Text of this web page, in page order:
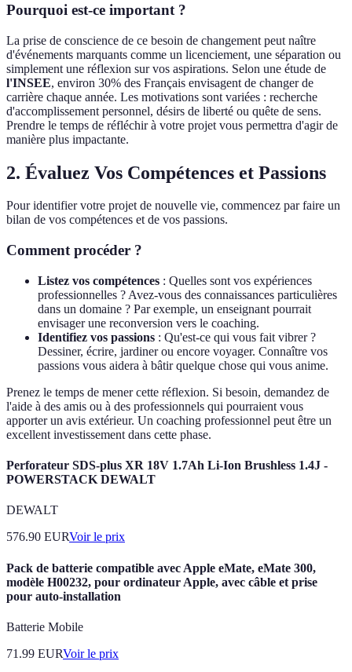
Pourquoi est-ce important ?
La prise de conscience de ce besoin de changement peut naître
d'événements marquants comme un licenciement, une séparation ou
simplement une réflexion sur vos aspirations. Selon une étude de
l'INSEE, environ 30% des Français envisagent de changer de
carrière chaque année. Les motivations sont variées : recherche
d'accomplissement personnel, désirs de liberté ou quête de sens.
Prendre le temps de réfléchir à votre projet vous permettra d'agir de
manière plus impactante.
2. Évaluez Vos Compétences et Passions
Pour identifier votre projet de nouvelle vie, commencez par faire un
bilan de vos compétences et de vos passions.
Comment procéder ?
Listez vos compétences : Quelles sont vos expériences
professionnelles ? Avez-vous des connaissances particulières
dans un domaine ? Par exemple, un enseignant pourrait
envisager une reconversion vers le coaching.
Identifiez vos passions : Qu'est-ce qui vous fait vibrer ?
Dessiner, écrire, jardiner ou encore voyager. Connaître vos
passions vous aidera à bâtir quelque chose qui vous anime.
Prenez le temps de mener cette réflexion. Si besoin, demandez de
l'aide à des amis ou à des professionnels qui pourraient vous
apporter un avis extérieur. Un coaching professionnel peut être un
excellent investissement dans cette phase.
Perforateur SDS-plus XR 18V 1.7Ah Li-Ion Brushless 1.4J -
POWERSTACK DEWALT
DEWALT
576.90 EURVoir le prix
Pack de batterie compatible avec Apple eMate, eMate 300,
modèle H00232, pour ordinateur Apple, avec câble et prise
pour auto-installation
Batterie Mobile
71.99 EURVoir le prix